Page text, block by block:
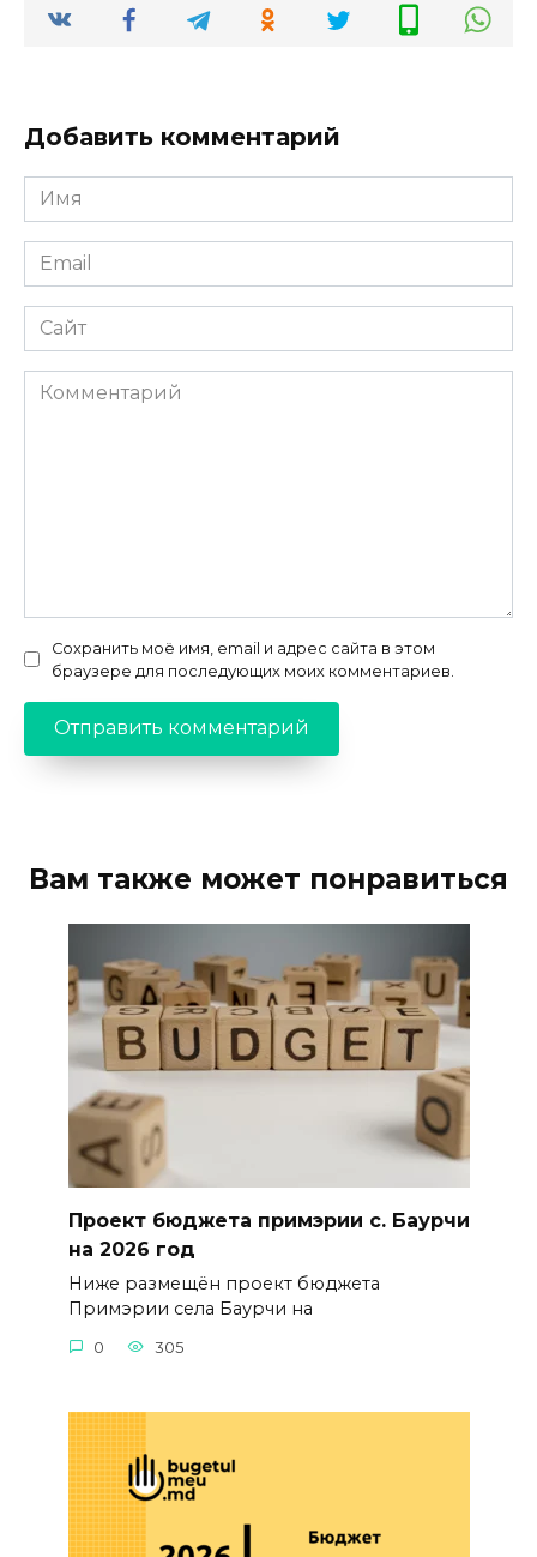
Добавить комментарий
Имя
*
Email
*
Сайт
Комментарий
Сохранить моё имя, email и адрес сайта в этом
браузере для последующих моих комментариев.
Вам также может понравиться
Проект бюджета примэрии с. Баурчи
на 2026 год
Ниже размещён проект бюджета
Примэрии села Баурчи на
0 305